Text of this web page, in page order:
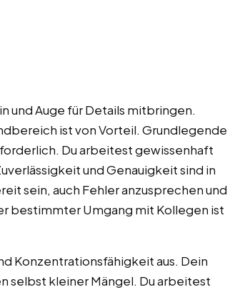
und Auge für Details mitbringen.
ist von Vorteil. Grundlegende
Du arbeitest gewissenhaft
und Genauigkeit sind in
sein, auch Fehler anzusprechen und
bestimmter Umgang mit Kollegen ist
Konzentrationsfähigkeit aus. Dein
selbst kleiner Mängel. Du arbeitest